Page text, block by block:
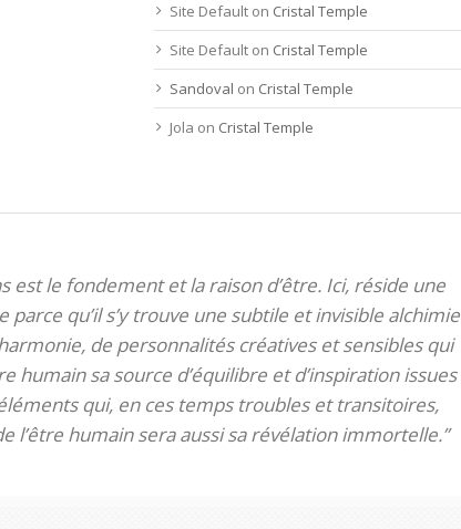
Site Default on Cristal Temple
Site Default on Cristal Temple
Sandoval on Cristal Temple
Jola on Cristal Temple
est le fondement et la raison d’être. Ici, réside une
qu’il s’y trouve une subtile et invisible alchimie
de personnalités créatives et sensibles qui
humain sa source d’équilibre et d’inspiration issues
qui, en ces temps troubles et transitoires,
humain sera aussi sa révélation immortelle.”